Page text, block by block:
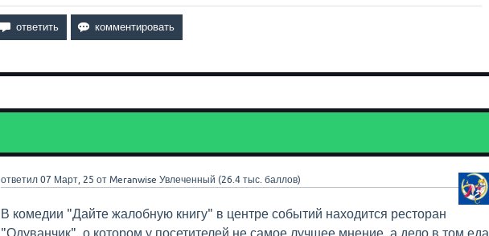
ответил 07 Март, 25 отMeranwise Увлеченный (26.4 тыс. баллов)
В комедии "Дайте жалобную книгу" в центре событий находится ресторан
"Одуванчик", о котором у посетителей не самое лучшее мнение, а дело в том еда